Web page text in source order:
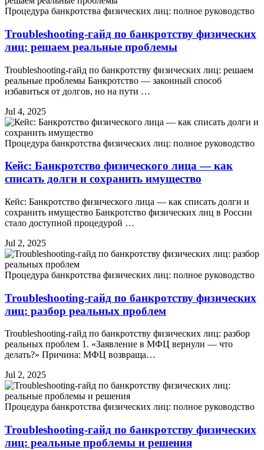
Процедура банкротства физических лиц: полное руководство
Troubleshooting-гайд по банкротству физических
лиц: решаем реальные проблемы
Troubleshooting-гайд по банкротству физических лиц: решаем
реальные проблемы Банкротство — законный способ
избавиться от долгов, но на пути …
Jul 4, 2025
Процедура банкротства физических лиц: полное руководство
Кейс: Банкротство физического лица — как
списать долги и сохранить имущество
Кейс: Банкротство физического лица — как списать долги и
сохранить имущество Банкротство физических лиц в России
стало доступной процедурой …
Jul 2, 2025
Процедура банкротства физических лиц: полное руководство
Troubleshooting-гайд по банкротству физических
лиц: разбор реальных проблем
Troubleshooting-гайд по банкротству физических лиц: разбор
реальных проблем 1. «Заявление в МФЦ вернули — что
делать?» Причина: МФЦ возвраща…
Jul 2, 2025
Процедура банкротства физических лиц: полное руководство
Troubleshooting-гайд по банкротству физических
лиц: реальные проблемы и решения